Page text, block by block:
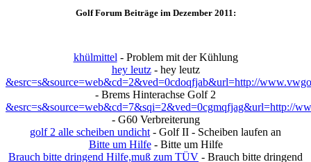
Golf Forum Beiträge im Dezember 2011:
khülmittel - Problem mit der Kühlung
hey leutz- hey leutz
&esrc=s&source=web&cd=2&ved=0cdoqfjab&url=http://
- Brems Hinterachse Golf 2
&esrc=s&source=web&cd=7&sqi=2&ved=0cgmqfjag&url=http://
- G60 Verbreiterung
golf 2 alle scheiben undicht - Golf II - Scheiben laufen an
Bitte um Hilfe- Bitte um Hilfe
Brauch bitte dringend Hilfe,muß zum TÜV - Brauch bitte dringend